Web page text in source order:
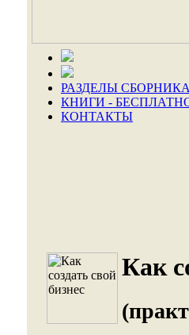
РАЗДЕЛЫ СБОРНИКА
КНИГИ -
КОНТАКТЫ
Как